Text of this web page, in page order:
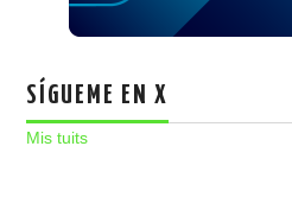
SÍGUEME EN X
Mis tuits